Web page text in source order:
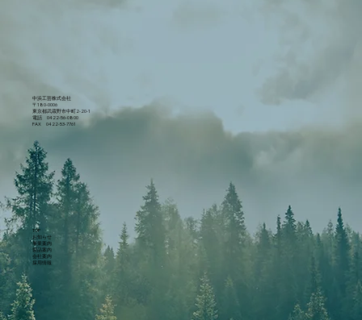
TOP
お知らせ
事業案内
製品案内
会社案内
採用情報
中浜工芸株式会社
〒180-0006
東京都武蔵野市中町2-20-1
電話 0422-56-0800
FAX 0422-53-7761